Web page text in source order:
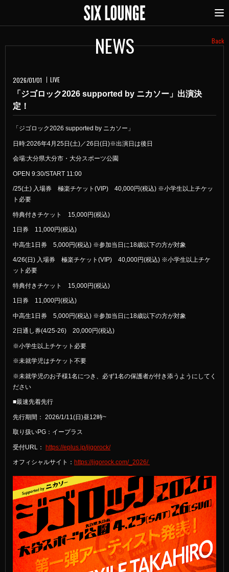
NEWS Back
2026/01/01
LIVE
「ジゴロック2026 supported by ニカソー」出演決
定！
「ジゴロック2026 supported by ニカソー」
日時:2026年4月25日(土)／26日(日)※出演日は後日
会場:大分県大分市・大分スポーツ公園
OPEN 9:30/START 11:00
/25(土) 入場券 極楽チケット(VIP) 40,000円(税込) ※小学生以上チケッ
ト必要
特典付きチケット 15,000円(税込)
1日券 11,000円(税込)
中高生1日券 5,000円(税込) ※参加当日に18歳以下の方が対象
4/26(日) 入場券 極楽チケット(VIP) 40,000円(税込) ※小学生以上チケ
ット必要
特典付きチケット 15,000円(税込)
1日券 11,000円(税込)
中高生1日券 5,000円(税込) ※参加当日に18歳以下の方が対象
2日通し券(4/25-26) 20,000円(税込)
※小学生以上チケット必要
※未就学児はチケット不要
※未就学児のお子様1名につき、必ず1名の保護者が付き添うようにしてく
ださい
■最速先着先行
先行期間： 2026/1/11(日)昼12時~
取り扱いPG：イープラス
受付URL： https://eplus.jp/jigorock/
オフィシャルサイト： https://jigorock.com/_2026/